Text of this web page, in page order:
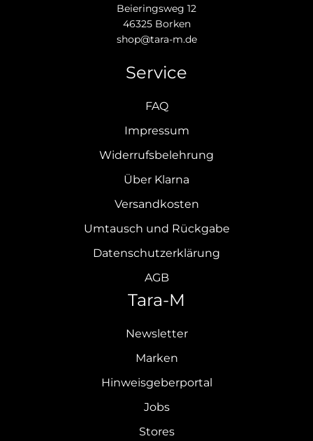
Beieringsweg 12
46325 Borken
shop@tara-m.de
Service
FAQ
Impressum
Widerrufsbelehrung
Über Klarna
Versandkosten
Umtausch und Rückgabe
Datenschutzerklärung
AGB
Tara-M
Newsletter
Marken
Hinweisgeberportal
Jobs
Stores